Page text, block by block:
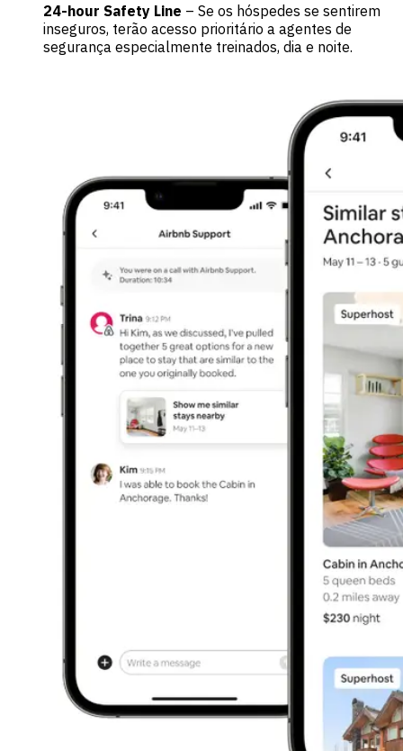
24-hour Safety Line – Se os hóspedes se sentirem
inseguros, terão acesso prioritário a agentes de
segurança especialmente treinados, dia e noite.